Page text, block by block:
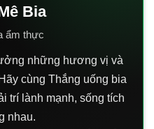
Bia
ẩm thực
những hương vị và
cùng Thắng uống bia
trí lành mạnh, sống tích
nhau.